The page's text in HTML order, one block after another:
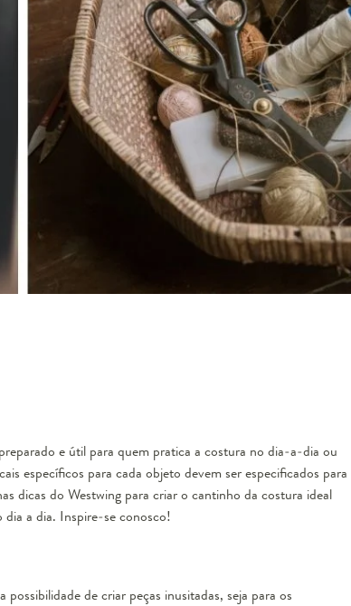
e útil para quem pratica a costura no dia-a-dia ou
específicos para cada objeto devem ser especificados para
dicas do Westwing para criar o cantinho da costura ideal
dia a dia. Inspire-se conosco!
de criar peças inusitadas, seja para os